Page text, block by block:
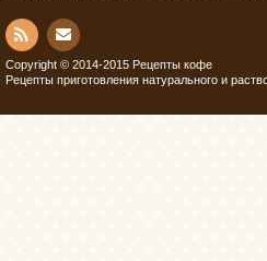
RSS Con
Copyright © 2014-2015 Рецепты кофе
Рецепты приготовления натурального и